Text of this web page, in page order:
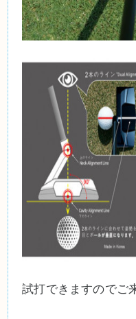
試打できますのでご